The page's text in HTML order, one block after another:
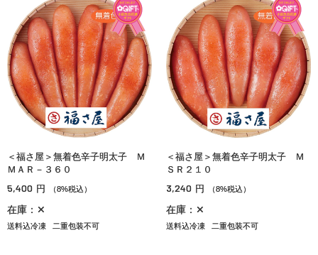
＜福さ屋＞無着色辛子明太子 Ｍ
ＭＡＲ－３６０
5,400 円 （8%税込）
在庫：✕
送料込冷凍 二重包装不可
＜福さ屋＞無着色辛子明太子 Ｍ
ＳＲ２１０
3,240 円 （8%税込）
在庫：✕
送料込冷凍 二重包装不可